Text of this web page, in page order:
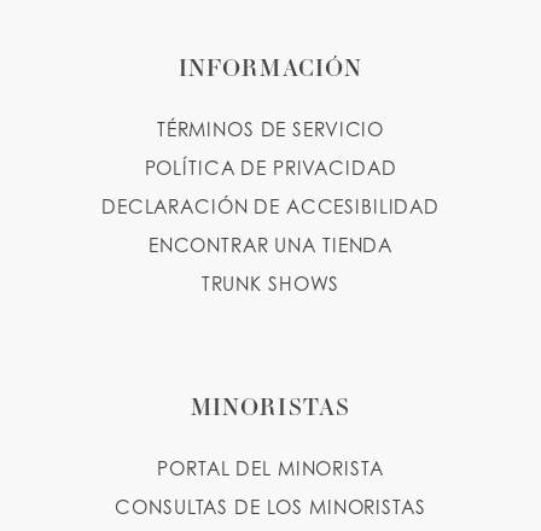
INFORMACIÓN
TÉRMINOS DE SERVICIO
POLÍTICA DE PRIVACIDAD
DECLARACIÓN DE ACCESIBILIDAD
ENCONTRAR UNA TIENDA
TRUNK SHOWS
MINORISTAS
PORTAL DEL MINORISTA
CONSULTAS DE LOS MINORISTAS